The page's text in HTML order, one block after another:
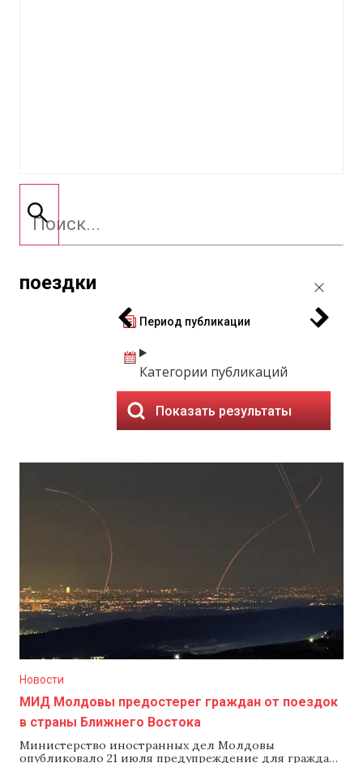
поездки
Период публикации
Категории публикаций
Показать результаты
Новости
МИД Молдовы предостерег граждан от поездок
в страны Ближнего Востока
Министерство иностранных дел Молдовы
опубликовало 21 июля предупреждение для граждан,